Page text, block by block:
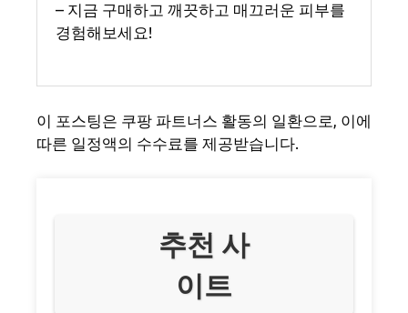
– 지금 구매하고 깨끗하고 매끄러운 피부를
경험해보세요!
이 포스팅은 쿠팡 파트너스 활동의 일환으로, 이에
따른 일정액의 수수료를 제공받습니다.
추천 사
이트